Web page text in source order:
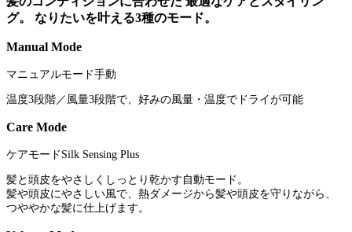
グ。 なりたいを叶える3種のモード。
Manual Mode
マニュアルモード手動
温度3段階／風量3段階で、好みの風量・温度でドライが可能
Care Mode
ケアモードSilk Sensing Plus
髪と頭皮をやさしくしっとり乾かす自動モード。
髪や頭皮にやさしい風で、熱ダメージから髪や頭皮を守りながら、
つややかな髪に仕上げます。